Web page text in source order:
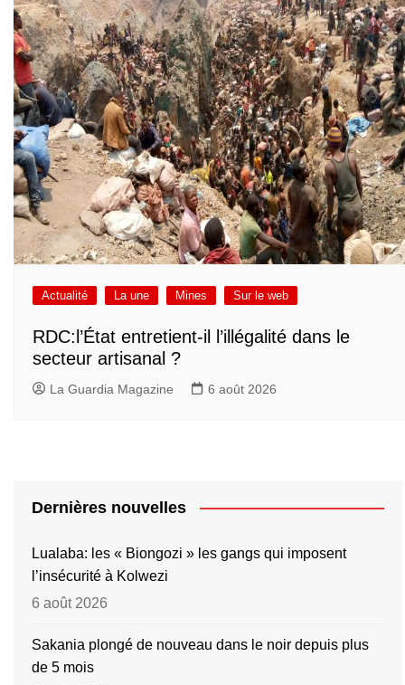
Actualité La une Mines Sur le web
RDC:l’État entretient-il l’illégalité dans le
secteur artisanal ?
La Guardia Magazine 6 août 2026
Dernières nouvelles
Lualaba: les « Biongozi » les gangs qui imposent
l’insécurité à Kolwezi
6 août 2026
Sakania plongé de nouveau dans le noir depuis plus
de 5 mois